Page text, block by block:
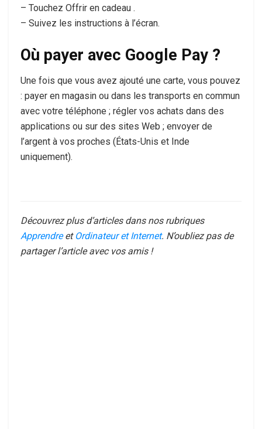
– Touchez Offrir en cadeau .
– Suivez les instructions à l’écran.
Où payer avec Google Pay ?
Une fois que vous avez ajouté une carte, vous pouvez
: payer en magasin ou dans les transports en commun
avec votre téléphone ; régler vos achats dans des
applications ou sur des sites Web ; envoyer de
l’argent à vos proches (États-Unis et Inde
uniquement).
Découvrez plus d’articles dans nos rubriques
Apprendreet Ordinateur et Internet. N’oubliez pas de
partager l’article avec vos amis !